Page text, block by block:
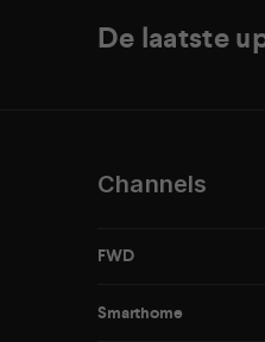
De laatste
Channels
FWD
Smarthome